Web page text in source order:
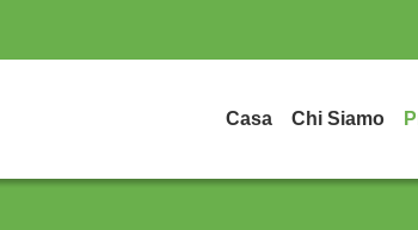
Casa Chi Siamo